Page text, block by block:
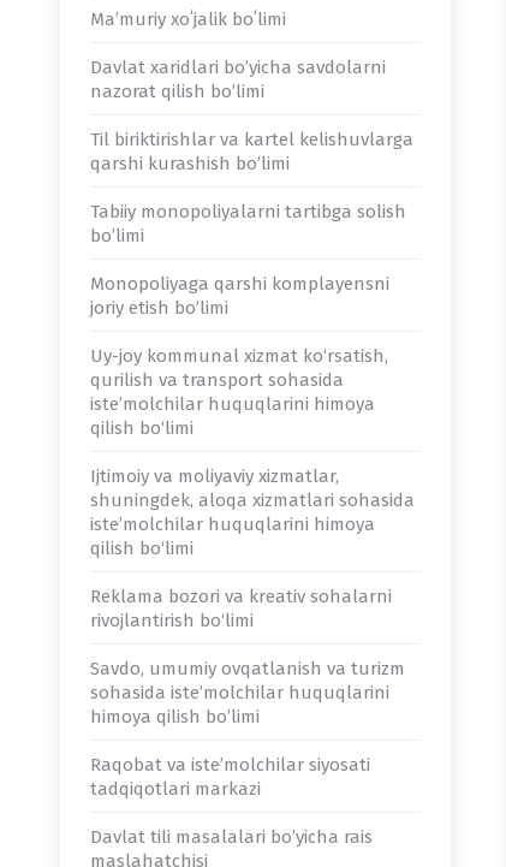
Maʼmuriy xoʻjalik boʻlimi
Davlat xaridlari bo’yicha savdolarni
nazorat qilish bo’limi
Til biriktirishlar va kartel kelishuvlarga
qarshi kurashish bo’limi
Tabiiy monopoliyalarni tartibga solish
bo’limi
Monopoliyaga qarshi komplayensni
joriy etish bo’limi
Uy-joy kommunal xizmat ko‘rsatish,
qurilish va transport sohasida
iste’molchilar huquqlarini himoya
qilish bo‘limi
Ijtimoiy va moliyaviy xizmatlar,
shuningdek, aloqa xizmatlari sohasida
iste’molchilar huquqlarini himoya
qilish bo‘limi
Reklama bozori va kreativ sohalarni
rivojlantirish bo‘limi
Savdo, umumiy ovqatlanish va turizm
sohasida iste’molchilar huquqlarini
himoya qilish bo’limi
Raqobat va iste’molchilar siyosati
tadqiqotlari markazi
Davlat tili masalalari bo’yicha rais
maslahatchisi